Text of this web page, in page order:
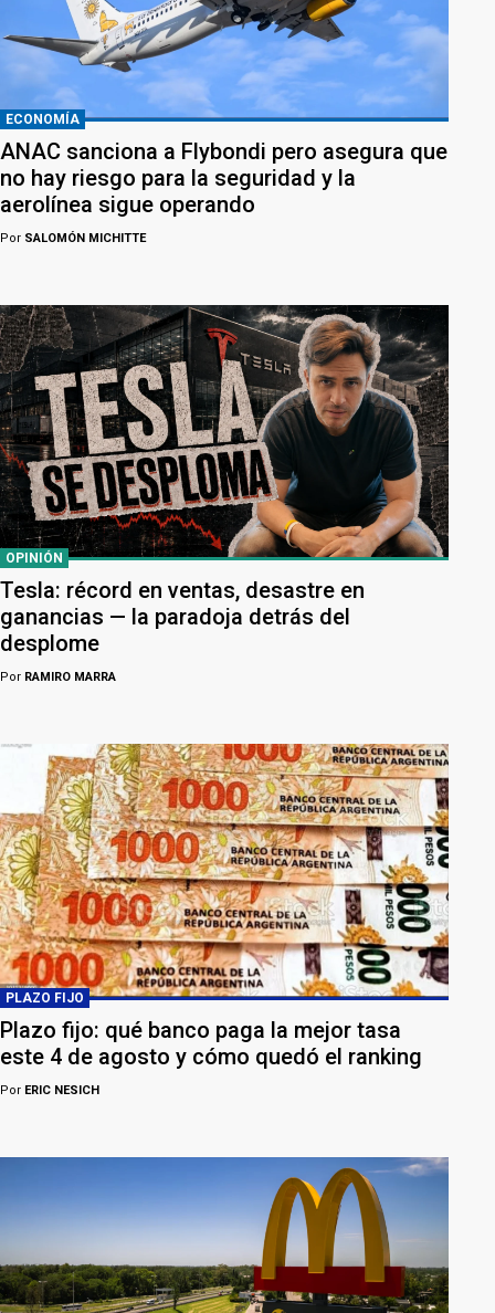
ECONOMÍA
ANAC sanciona a Flybondi pero asegura que
no hay riesgo para la seguridad y la
aerolínea sigue operando
Por SALOMÓN MICHITTE
OPINIÓN
Tesla: récord en ventas, desastre en
ganancias — la paradoja detrás del
desplome
Por RAMIRO MARRA
PLAZO FIJO
Plazo fijo: qué banco paga la mejor tasa
este 4 de agosto y cómo quedó el ranking
Por ERIC NESICH